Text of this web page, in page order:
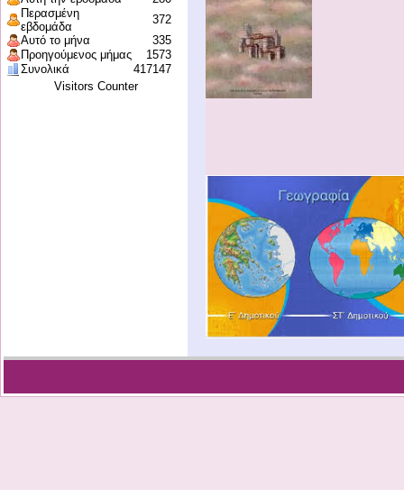
Περασμένη
εβδομάδα
372
Αυτό το μήνα
335
Προηγούμενος μήμας
1573
Συνολικά
417147
Visitors Counter